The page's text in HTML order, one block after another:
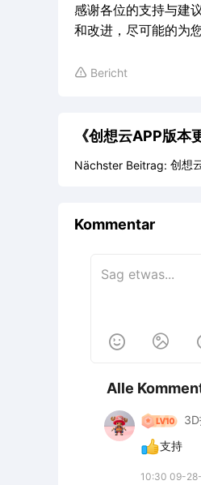
感谢各位的支持与建
和改进，尽可能的为
 Bericht
《创想云APP版本
Nächster Beitrag: 创想
Kommentar
 
Alle
支持
10:30 09-